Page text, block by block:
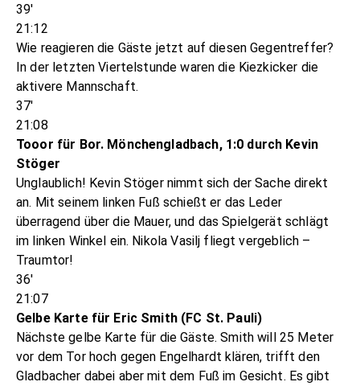
39'
21:12
Wie reagieren die Gäste jetzt auf diesen Gegentreffer?
In der letzten Viertelstunde waren die Kiezkicker die
aktivere Mannschaft.
37'
21:08
Tooor für Bor. Mönchengladbach, 1:0 durch Kevin
Stöger
Unglaublich! Kevin Stöger nimmt sich der Sache direkt
an. Mit seinem linken Fuß schießt er das Leder
überragend über die Mauer, und das Spielgerät schlägt
im linken Winkel ein. Nikola Vasilj fliegt vergeblich –
Traumtor!
36'
21:07
Gelbe Karte für Eric Smith (FC St. Pauli)
Nächste gelbe Karte für die Gäste. Smith will 25 Meter
vor dem Tor hoch gegen Engelhardt klären, trifft den
Gladbacher dabei aber mit dem Fuß im Gesicht. Es gibt